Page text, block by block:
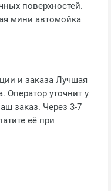
поверхностей.
мини автомойка
и заказа Лучшая
Оператор уточнит у
заказ. Через 3-7
её при